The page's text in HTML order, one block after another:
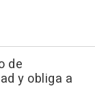
de
y obliga a